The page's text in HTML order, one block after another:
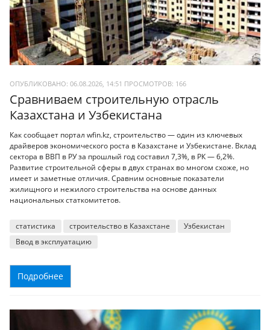
ОПУБЛИКОВАНО: 06.08.2026, 14:51 ПРОСМОТРОВ: 166
Сравниваем строительную отрасль
Казахстана и Узбекистана
Как сообщает портал wfin.kz, строительство — один из ключевых
драйверов экономического роста в Казахстане и Узбекистане. Вклад
сектора в ВВП в РУ за прошлый год составил 7,3%, в РК — 6,2%.
Развитие строительной сферы в двух странах во многом схоже, но
имеет и заметные отличия. Сравним основные показатели
жилищного и нежилого строительства на основе данных
национальных статкомитетов.
статистика строительство в Казахстане
Узбекистан
Ввод в эксплуатацию
Подробнее